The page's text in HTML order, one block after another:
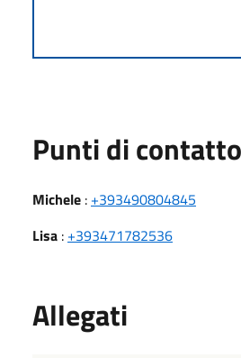
Punti di contatto
Michele : +393490804845
Lisa : +393471782536
Allegati